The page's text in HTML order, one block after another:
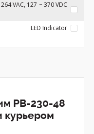
VAC, 127 ~ 370 VDC
LED Indicator
PB-230-48
курьером